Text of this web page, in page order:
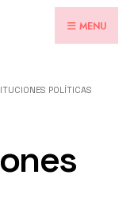
MENU
POLÍTICAS